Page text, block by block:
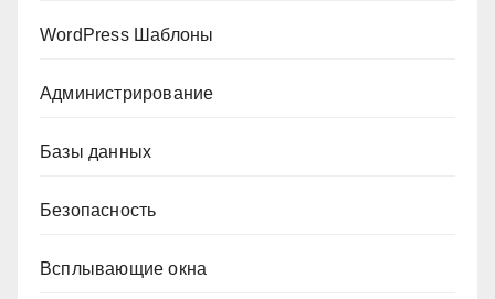
WordPress Шаблоны
Администрирование
Базы данных
Безопасность
Всплывающие окна